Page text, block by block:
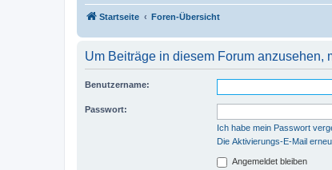
Startseite Foren-Übersicht
Um Beiträge in diesem Forum anzusehen,
Benutzername:
Passwort:
Ich habe mein Passwort
Die Aktivierungs-E-Mail
Angemeldet bleiben